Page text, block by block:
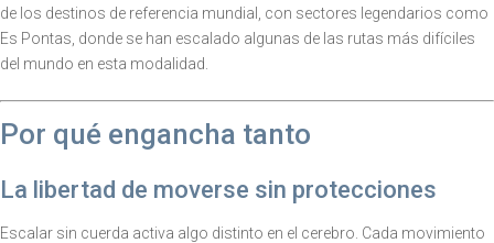
de los destinos de referencia mundial, con sectores legendarios como
Es Pontas, donde se han escalado algunas de las rutas más difíciles
del mundo en esta modalidad.
Por qué engancha tanto
La libertad de moverse sin protecciones
Escalar sin cuerda activa algo distinto en el cerebro. Cada movimiento